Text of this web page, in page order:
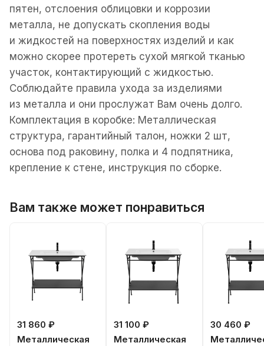
пятен, отслоения облицовки и коррозии
металла, не допускать скопления воды
и жидкостей на поверхностях изделий и как
можно скорее протереть сухой мягкой тканью
участок, контактирующий с жидкостью.
Соблюдайте правила ухода за изделиями
из металла и они прослужат Вам очень долго.
Комплектация в коробке: Металлическая
структура, гарантийный талон, ножки 2 шт,
основа под раковину, полка и 4 подпятника,
крепление к стене, инструкция по сборке.
Вам также может понравиться
31 860 ₽
Металлическая
31 100 ₽
Металлическая
30 460 ₽